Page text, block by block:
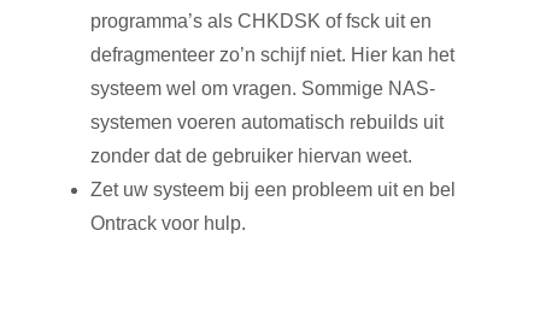
programma’s als CHKDSK of fsck uit en
defragmenteer zo’n schijf niet. Hier kan het
systeem wel om vragen. Sommige NAS-
systemen voeren automatisch rebuilds uit
zonder dat de gebruiker hiervan weet.
Zet uw systeem bij een probleem uit en bel
Ontrack voor hulp.